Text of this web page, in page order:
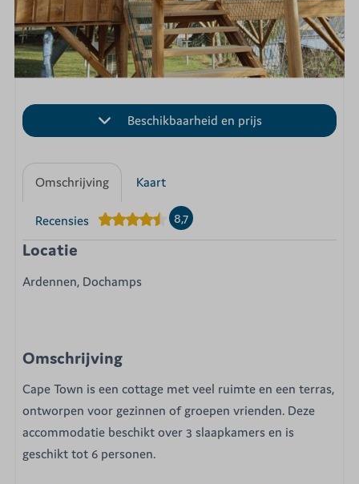
Beschikbaarheid en prijs
Omschrijving Kaart
Recensies 8,7
Locatie
Ardennen, Dochamps
Omschrijving
Cape Town is een cottage met veel ruimte en een terras,
ontworpen voor gezinnen of groepen vrienden. Deze
accommodatie beschikt over 3 slaapkamers en is
geschikt tot 6 personen.